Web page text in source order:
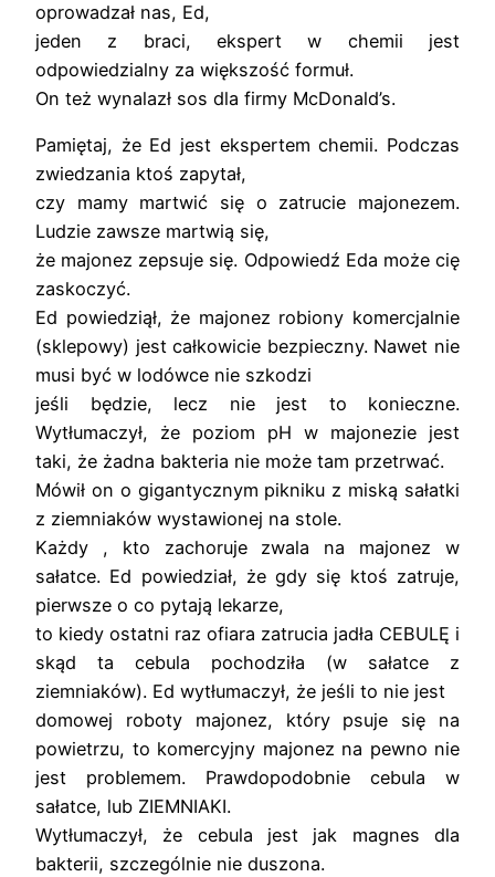
oprowadzał nas, Ed,
jeden z braci, ekspert w chemii jest
odpowiedzialny za większość formuł.
On też wynalazł sos dla firmy McDonald’s.
Pamiętaj, że Ed jest ekspertem chemii. Podczas
zwiedzania ktoś zapytał,
czy mamy martwić się o zatrucie majonezem.
Ludzie zawsze martwią się,
że majonez zepsuje się. Odpowiedź Eda może cię
zaskoczyć.
Ed powiedziął, że majonez robiony komercjalnie
(sklepowy) jest całkowicie bezpieczny. Nawet nie
musi być w lodówce nie szkodzi
jeśli będzie, lecz nie jest to konieczne.
Wytłumaczył, że poziom pH w majonezie jest
taki, że żadna bakteria nie może tam przetrwać.
Mówił on o gigantycznym pikniku z miską sałatki
z ziemniaków wystawionej na stole.
Każdy , kto zachoruje zwala na majonez w
sałatce. Ed powiedział, że gdy się ktoś zatruje,
pierwsze o co pytają lekarze,
to kiedy ostatni raz ofiara zatrucia jadła CEBULĘ i
skąd ta cebula pochodziła (w sałatce z
ziemniaków). Ed wytłumaczył, że jeśli to nie jest
domowej roboty majonez, który psuje się na
powietrzu, to komercyjny majonez na pewno nie
jest problemem. Prawdopodobnie cebula w
sałatce, lub ZIEMNIAKI.
Wytłumaczył, że cebula jest jak magnes dla
bakterii, szczególnie nie duszona.